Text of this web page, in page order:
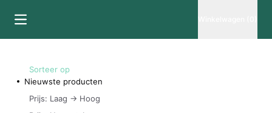
Sorteer op
Nieuwste producten
Prijs: Laag -> Hoog